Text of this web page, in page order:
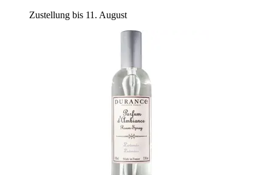
Zustellung bis 11. August